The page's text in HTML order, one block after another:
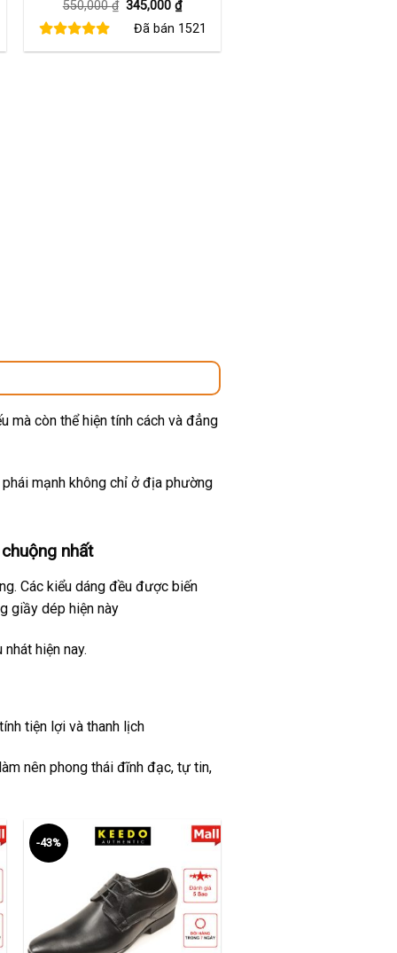
₫.
550,000₫ Giá
là:
345,000₫Giá
hiện
tại
345,000 ₫.
Đã bán 1521
còn thể hiện tính cách và đẳng
mạnh không chỉ ở địa phường
nhất
Các kiểu dáng đều được biến
giầy dép hiện này
hiện nay.
tiện lợi và thanh lịch
nên phong thái đĩnh đạc, tự tin,
-43%